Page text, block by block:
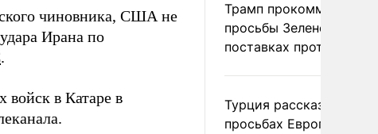
чиновника, США не
Ирана по
.
войск в Катаре в
Трамп
просьбы Зеленского о
поставках
Турция рассказала о
просьбах Европы